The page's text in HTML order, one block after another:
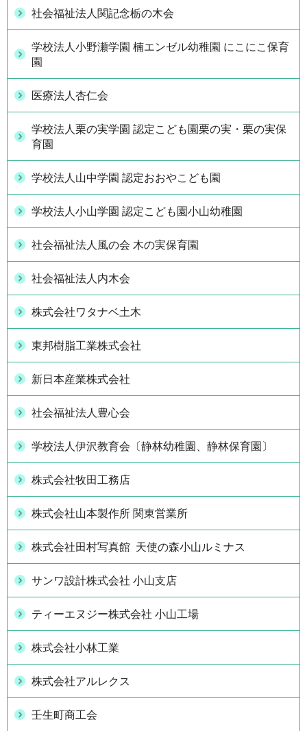
社会福祉法人関記念栃の木会
学校法人小野瀬学園 楠エンゼル幼稚園 にこにこ保育
園
医療法人杏仁会
学校法人栗の実学園 認定こども園栗の実・栗の実保
育園
学校法人山中学園 認定おおやこども園
学校法人小山学園 認定こども園小山幼稚園
社会福祉法人風の会 木の実保育園
社会福祉法人内木会
株式会社ワタナベ土木
東邦樹脂工業株式会社
新日本産業株式会社
社会福祉法人豊心会
学校法人伊沢教育会〔静林幼稚園、静林保育園〕
株式会社牧田工務店
株式会社山本製作所 関東営業所
株式会社田村写真館 天使の森小山ルミナス
サンワ設計株式会社 小山支店
ティーエヌジー株式会社 小山工場
株式会社小林工業
株式会社アルレクス
壬生町商工会